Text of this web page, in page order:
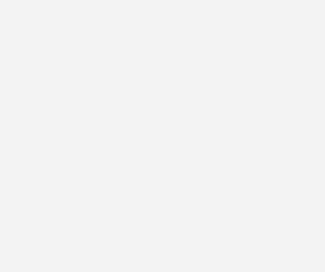
MultiDrain UV 300 und UV 600. Die
Schmutzwasser mit
Sie sind geeignet, tiefe Gruben
zu befreien oder in Schächten
Einkaufszentren, Hochhäusern, U-
Gebäuden mit tief liegenden
Die Druckleitung kann bei der MultiDrain
oder an den vertikalen Druckstutzen (2"
horizontale Installation bietet sich in